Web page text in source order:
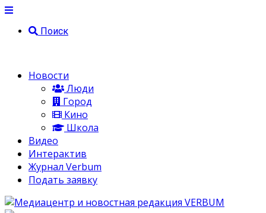
Поиск
Новости
Люди
Город
Кино
Школа
Видео
Интерактив
Журнал Verbum
Подать заявку